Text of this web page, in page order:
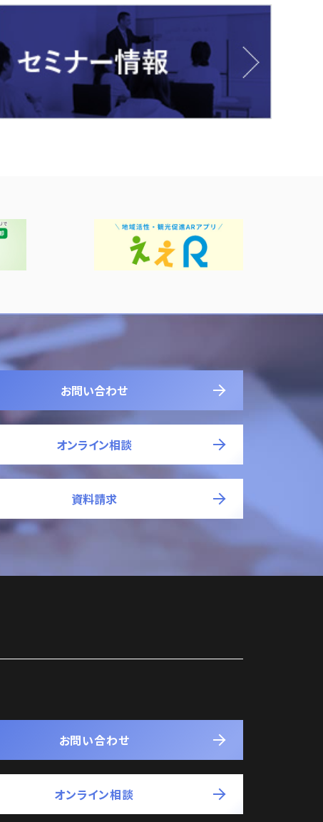
お問い合わせ
オンライン相談
資料請求
お問い合わせ
オンライン相談